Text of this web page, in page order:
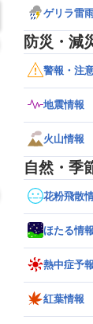
ゲリラ雷
防災・減
警報・注
地震情報
火山情報
自然・季
花粉飛散
ほたる情報
熱中症予報
紅葉情報